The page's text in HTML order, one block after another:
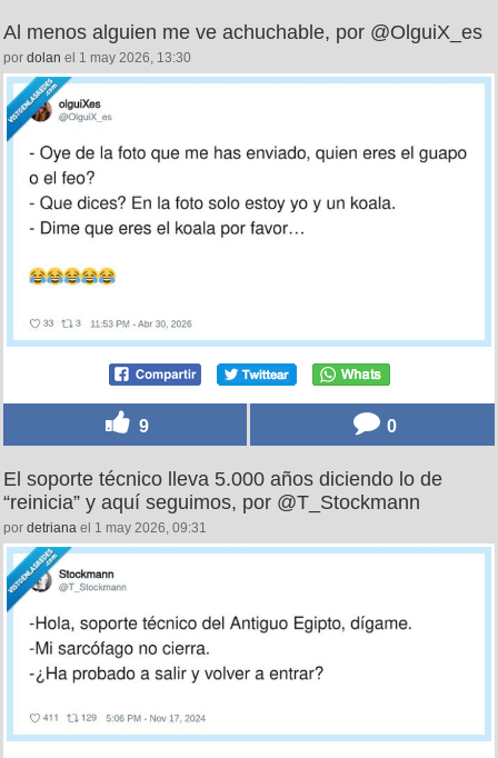
Al menos alguien me ve achuchable, por @OlguiX_es
por dolan el 1 may 2026, 13:30
9 0
El soporte técnico lleva 5.000 años diciendo lo de
“reinicia” y aquí seguimos, por @T_Stockmann
por detriana el 1 may 2026, 09:31